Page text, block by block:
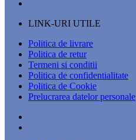
LINK-URI UTILE
Politica de livrare
Politica de retur
Termeni si conditii
Politica de confidentialitate
Politica de Cookie
Prelucrarea datelor personale